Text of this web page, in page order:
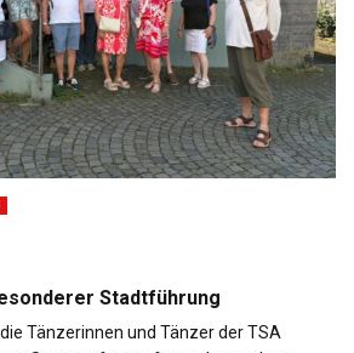
Stadtführung
Tänzerinnen und Tänzer der TSA